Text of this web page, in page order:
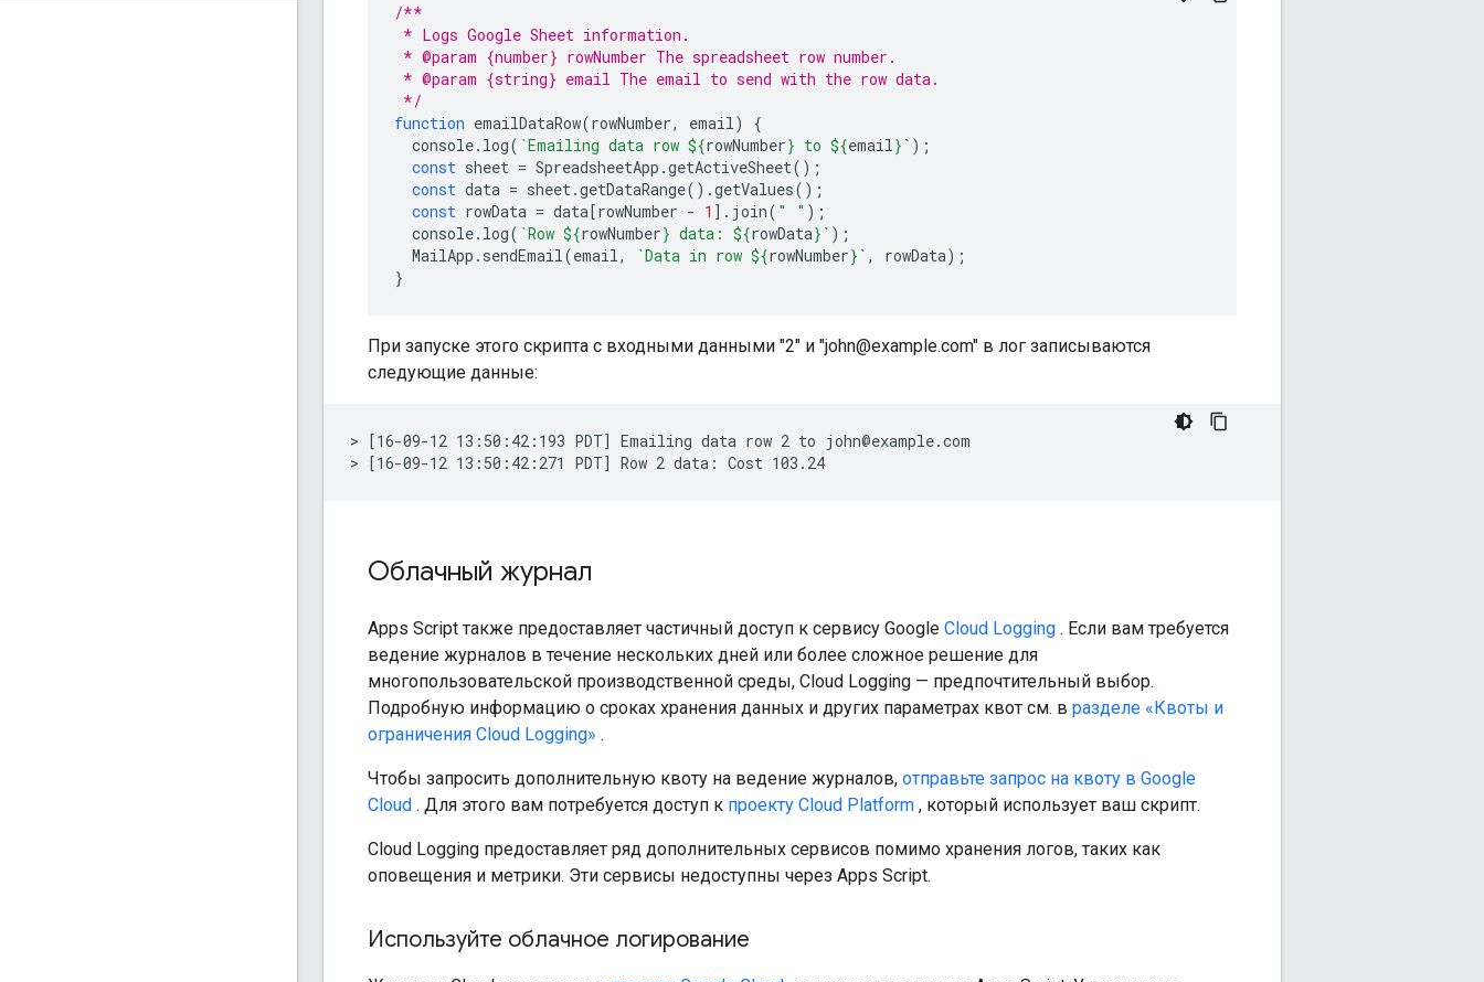
/**
* Logs Google Sheet information.
* @param {number} rowNumber The spreadsheet row number.
* @param {string} email The email to send with the row data.
*/
function emailDataRow(rowNumber, email)
{
console. log( `Emailing data row ${rowNumber} to ${email} ` );
const sheet = SpreadsheetApp .getActiveSheet();
const data = sheet.getDataRange().getValues();
const rowData = data[rowNumber - 1 ]. join( " " );
console. log( `Row ${rowNumber} data: ${rowData} ` );
MailApp . sendEmail(email, `Data in row ${rowNumber} ` , rowData);
}
При запуске этого скрипта с входными данными "2" и "john@example.com" в лог записываются
следующие данные:
> [16-09-12 13:50:42:193 PDT] Emailing data row 2 to john@example.com
Облачный журнал
Apps Script также предоставляет частичный доступ к сервису Google Cloud Logging . Если вам требуется
ведение журналов в течение нескольких дней или более сложное решение для
многопользовательской производственной среды, Cloud Logging — предпочтительный выбор.
Подробную информацию о сроках хранения данных и других параметрах квот см. в разделе «Квоты и
ограничения Cloud Logging» .
Чтобы запросить дополнительную квоту на ведение журналов, отправьте запрос на квоту в Google
Cloud . Для этого вам потребуется доступ к проекту Cloud Platform , который использует ваш скрипт.
Cloud Logging предоставляет ряд дополнительных сервисов помимо хранения логов, таких как
оповещения и метрики. Эти сервисы недоступны через Apps Script.
Используйте облачное логирование